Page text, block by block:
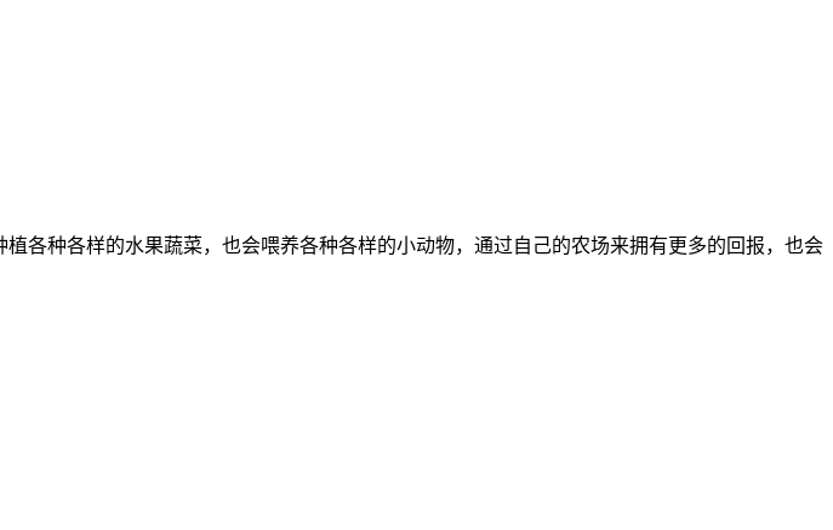
各种各样的水果蔬菜，也会喂养各种各样的小动物，通过自己的农场来拥有更多的回报，也会